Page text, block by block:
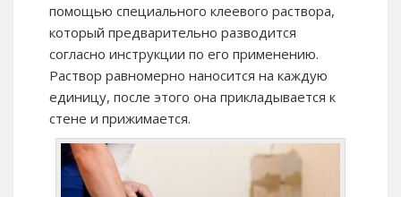
помощью специального клеевого раствора,
который предварительно разводится
согласно инструкции по его применению.
Раствор равномерно наносится на каждую
единицу, после этого она прикладывается к
стене и прижимается.